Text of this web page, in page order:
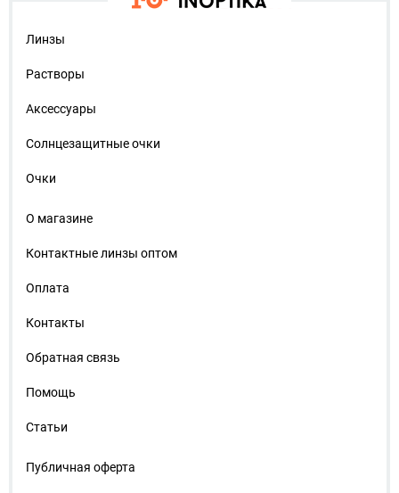
Линзы
Растворы
Аксессуары
Солнцезащитные очки
Очки
О магазине
Контактные линзы оптом
Оплата
Контакты
Обратная связь
Помощь
Статьи
Публичная оферта